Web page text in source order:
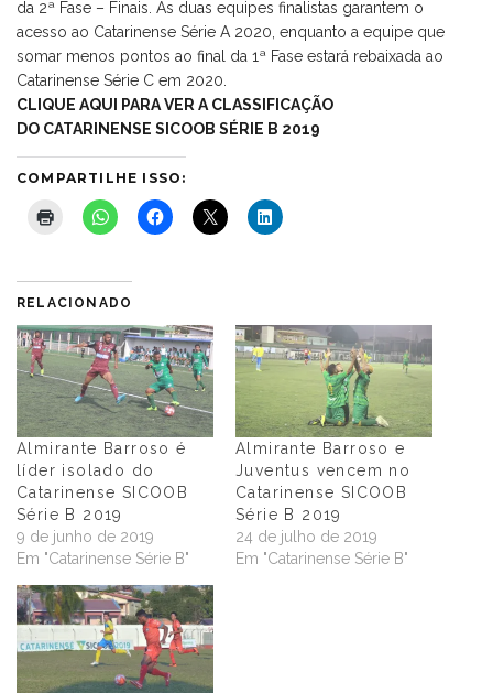
da 2ª Fase – Finais. As duas equipes finalistas garantem o
acesso ao Catarinense Série A 2020, enquanto a equipe que
somar menos pontos ao final da 1ª Fase estará rebaixada ao
Catarinense Série C em 2020.
CLIQUE AQUI PARA VER A CLASSIFICAÇÃO
DO CATARINENSE SICOOB SÉRIE B 2019
COMPARTILHE ISSO:
RELACIONADO
Almirante Barroso é
líder isolado do
Catarinense SICOOB
Série B 2019
9 de junho de 2019
Em "Catarinense Série B"
Almirante Barroso e
Juventus vencem no
Catarinense SICOOB
Série B 2019
24 de julho de 2019
Em "Catarinense Série B"